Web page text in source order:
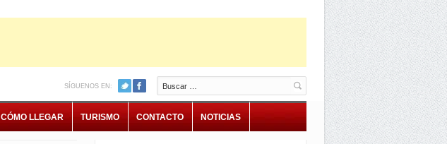
Buscar
SÍGUENOS EN:
CÓMO LLEGAR TURISMO CONTACTO NOTICIAS